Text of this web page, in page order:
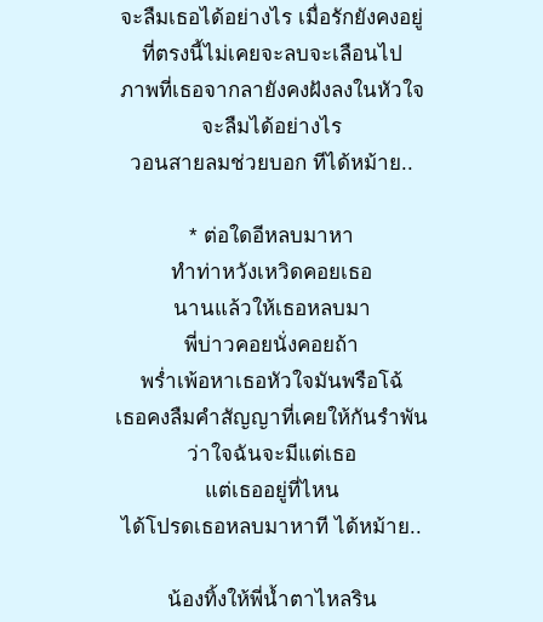
จะลืมเธอได้อย่างไร เมื่อรักยังคงอยู่
ที่ตรงนี้ไม่เคยจะลบจะเลือนไป
ภาพที่เธอจากลายังคงฝังลงในหัวใจ
จะลืมได้อย่างไร
วอนสายลมช่วยบอก ทีได้หม้าย..
* ต่อใดอีหลบมาหา
ทำท่าหวังเหวิดคอยเธอ
นานแล้วให้เธอหลบมา
พี่บ่าวคอยนั่งคอยถ้า
พร่ำเพ้อหาเธอหัวใจมันพรือโฉ้
เธอคงลืมคำสัญญาที่เคยให้กันรำพัน
ว่าใจฉันจะมีแต่เธอ
แต่เธออยู่ที่ไหน
ได้โปรดเธอหลบมาหาที ได้หม้าย..
น้องทิ้งให้พี่น้ำตาไหลริน